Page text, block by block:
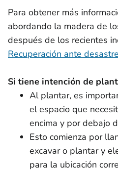
Para obtener más
abordando la madera de
después de los recientes
Recuperación ante
Si tiene intención de
Al plantar, es
el espacio que
encima y por debajo
Esto comienza por
excavar o plantar y
para la ubicación